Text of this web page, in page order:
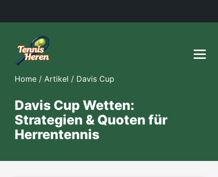
Home / Artikel / Davis Cup
Davis Cup Wetten:
Strategien & Quoten für
Herrentennis